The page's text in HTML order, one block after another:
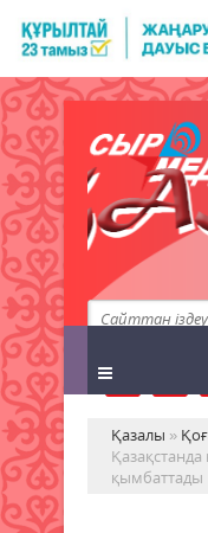
Қазалы »
қымбаттады